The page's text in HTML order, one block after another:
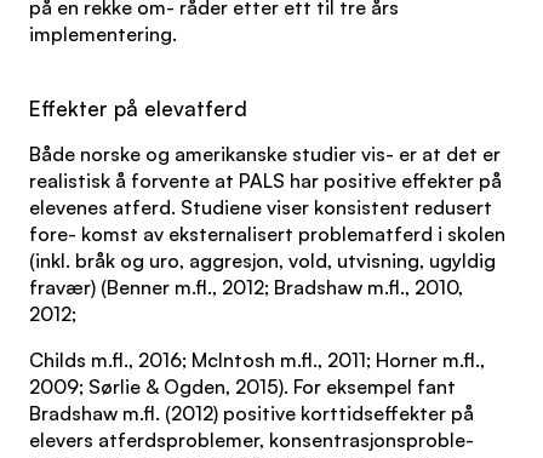
på en rekke om- råder etter ett til tre års
implementering.
Effekter på elevatferd
Både norske og amerikanske studier vis- er at det er
realistisk å forvente at PALS har positive effekter på
elevenes atferd. Studiene viser konsistent redusert
fore- komst av eksternalisert problematferd i skolen
(inkl. bråk og uro, aggresjon, vold, utvisning, ugyldig
fravær) (Benner m.fl., 2012; Bradshaw m.fl., 2010,
2012;
Childs m.fl., 2016; McIntosh m.fl., 2011; Horner m.fl.,
2009; Sørlie & Ogden, 2015). For eksempel fant
Bradshaw m.fl. (2012) positive korttidseffekter på
elevers atferdsproblemer, konsentrasjonsproble-